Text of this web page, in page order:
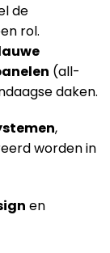
de
rol.
(all-
daken.
,
worden in
en